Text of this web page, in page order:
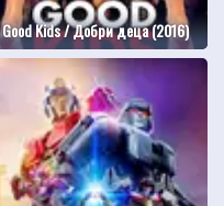
Good Kids / Добри деца (2016)